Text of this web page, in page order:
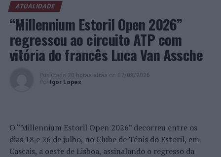
ATUALIDADE
“Millennium Estoril Open 2026”
regressou ao circuito ATP com
vitória do francês Luca Van Assche
Publicado 20 horas atrás on 07/08/2026
Por
Ígor Lopes
O “Millennium Estoril Open 2026” decorreu entre os
dias 18 e 26 de julho, no Clube de Ténis do Estoril, em
Cascais, a oeste de Lisboa, assinalando o regresso da